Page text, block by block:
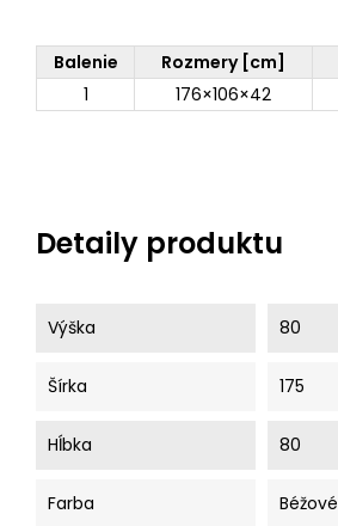
Balenie Rozmery [cm]
1
176×106×42
Detaily produktu
Výška 80
Šírka 175
Hĺbka 80
Farba Béžové